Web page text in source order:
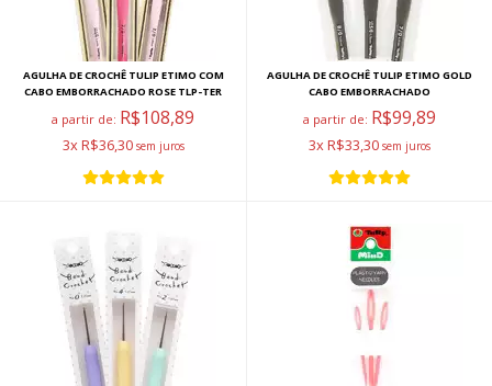
AGULHA DE CROCHÊ TULIP ETIMO COM
CABO EMBORRACHADO ROSE TLP-TER
a partir de: R$108,89
3x R$36,30
AGULHA DE CROCHÊ TULIP ETIMO GOLD
CABO EMBORRACHADO
a partir de: R$99,89
3x R$33,30